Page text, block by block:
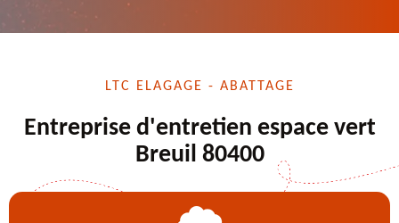
LTC ELAGAGE - ABATTAGE
Entreprise d'entretien espace vert
Breuil 80400